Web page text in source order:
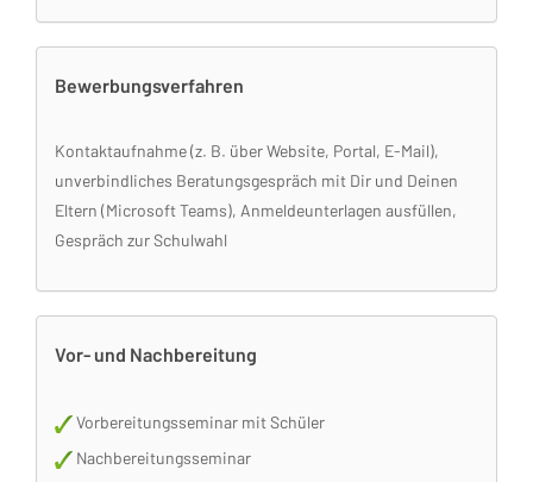
Bewerbungsverfahren
Kontaktaufnahme (z. B. über Website, Portal, E-Mail),
unverbindliches Beratungsgespräch mit Dir und Deinen
Eltern (Microsoft Teams), Anmeldeunterlagen ausfüllen,
Gespräch zur Schulwahl
Vor- und Nachbereitung
Vorbereitungsseminar mit Schüler
Nachbereitungsseminar